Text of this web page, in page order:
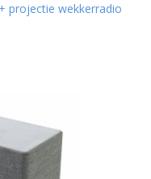
projectie wekkerradio